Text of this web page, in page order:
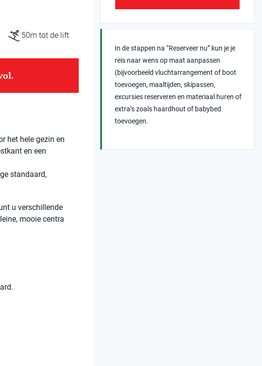
50m tot de lift
het hele gezin en
en een
standaard,
u verschillende
mooie centra
In de stappen na “Reserveer nu” kun je je
reis naar wens op maat aanpassen
(bijvoorbeeld vluchtarrangement of boot
toevoegen, maaltijden, skipassen,
excursies reserveren en materiaal huren of
extra’s zoals haardhout of babybed
toevoegen.